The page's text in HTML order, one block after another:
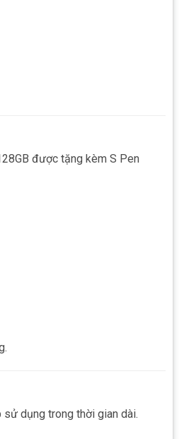
được tặng kèm S Pen
sử dụng trong thời gian dài.